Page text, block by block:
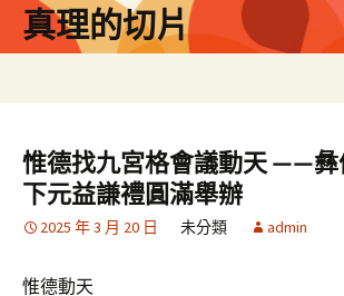
真理的切片
惟德找九宮格會議動天 ——彝
下元益謙禮圓滿舉辦
2025 年 3 月 20 日 未分類 admin
惟德動天